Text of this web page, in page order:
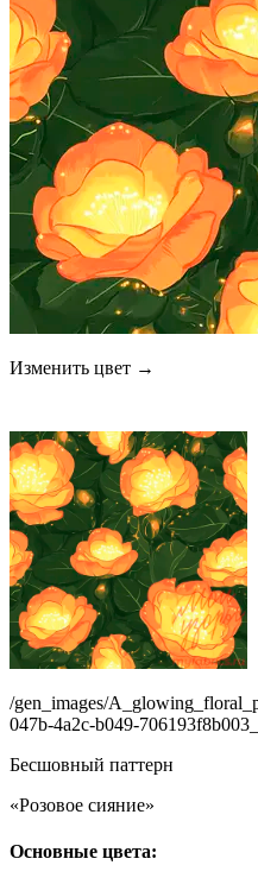
Изменить цвет →
/gen_images/
047b-4a2c-b049-
Бесшовный паттерн
«Розовое сияние»
Основные цвета: